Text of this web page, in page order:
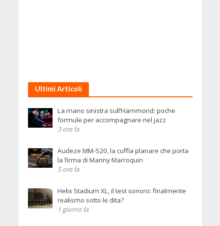
Ultimi Articoli
La mano sinistra sull’Hammond: poche
formule per accompagnare nel jazz
3 ore fa
Audeze MM-520, la cuffia planare che porta
la firma di Manny Marroquin
5 ore fa
Helix Stadium XL, il test sonoro: finalmente
realismo sotto le dita?
1 giorno fa